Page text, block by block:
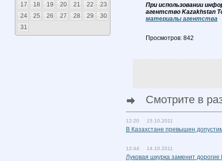
17
18 19 20 21 22
23
24
25 26 27 28 29
30
31
При использовании
агентство Kazakhstan
материалы агентства
Просмотров: 842
Смотрите в
12:20 15.10.2011
В Казахстане превышен
12:44 14.10.2011
Луковая шкурка заменит